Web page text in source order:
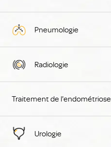
Pneumologie
Radiologie
Traitement de l'endométriose
Urologie